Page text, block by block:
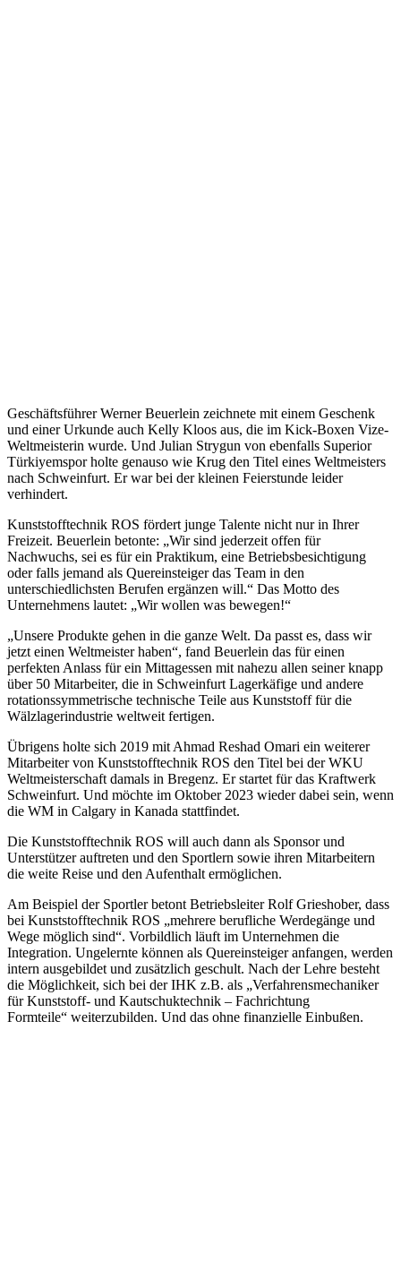
Geschäftsführer Werner Beuerlein zeichnete mit einem Geschenk
und einer Urkunde auch Kelly Kloos aus, die im Kick-Boxen Vize-
Weltmeisterin wurde. Und Julian Strygun von ebenfalls Superior
Türkiyemspor holte genauso wie Krug den Titel eines Weltmeisters
nach Schweinfurt. Er war bei der kleinen Feierstunde leider
verhindert.
Kunststofftechnik ROS fördert junge Talente nicht nur in Ihrer
Freizeit. Beuerlein betonte: „Wir sind jederzeit offen für
Nachwuchs, sei es für ein Praktikum, eine Betriebsbesichtigung
oder falls jemand als Quereinsteiger das Team in den
unterschiedlichsten Berufen ergänzen will.“ Das Motto des
Unternehmens lautet: „Wir wollen was bewegen!“
„Unsere Produkte gehen in die ganze Welt. Da passt es, dass wir
jetzt einen Weltmeister haben“, fand Beuerlein das für einen
perfekten Anlass für ein Mittagessen mit nahezu allen seiner knapp
über 50 Mitarbeiter, die in Schweinfurt Lagerkäfige und andere
rotationssymmetrische technische Teile aus Kunststoff für die
Wälzlagerindustrie weltweit fertigen.
Übrigens holte sich 2019 mit Ahmad Reshad Omari ein weiterer
Mitarbeiter von Kunststofftechnik ROS den Titel bei der WKU
Weltmeisterschaft damals in Bregenz. Er startet für das Kraftwerk
Schweinfurt. Und möchte im Oktober 2023 wieder dabei sein, wenn
die WM in Calgary in Kanada stattfindet.
Die Kunststofftechnik ROS will auch dann als Sponsor und
Unterstützer auftreten und den Sportlern sowie ihren Mitarbeitern
die weite Reise und den Aufenthalt ermöglichen.
Am Beispiel der Sportler betont Betriebsleiter Rolf Grieshober, dass
bei Kunststofftechnik ROS „mehrere berufliche Werdegänge und
Wege möglich sind“. Vorbildlich läuft im Unternehmen die
Integration. Ungelernte können als Quereinsteiger anfangen, werden
intern ausgebildet und zusätzlich geschult. Nach der Lehre besteht
die Möglichkeit, sich bei der IHK z.B. als „Verfahrensmechaniker
für Kunststoff- und Kautschuktechnik – Fachrichtung
Formteile“ weiterzubilden. Und das ohne finanzielle Einbußen.